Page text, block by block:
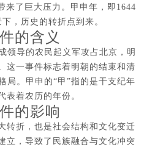
来了巨大压力。甲申年，即1644
，历史的转折点到来。
的含义
领导的农民起义军攻占北京，明
这一事件标志着明朝的结束和清
局。甲申的“甲”指的是干支纪年
表着农历的年份。
的影响
转折，也是社会结构和文化变迁
立，导致了民族融合与文化冲突